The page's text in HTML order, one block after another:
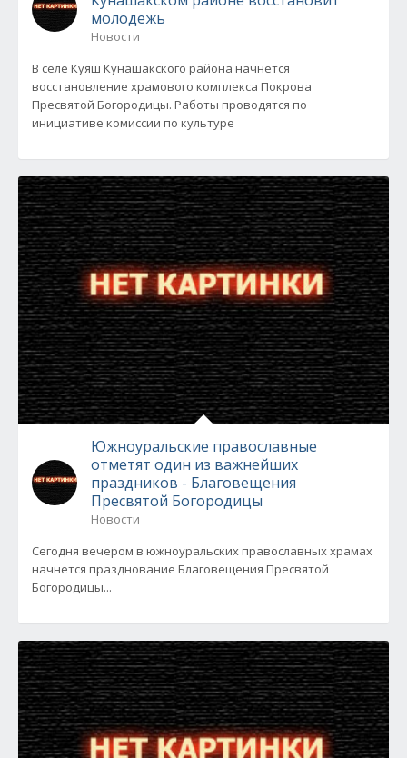
молодежь
Новости
В селе Куяш Кунашакского района начнется
восстановление храмового комплекса Покрова
Пресвятой Богородицы. Работы проводятся по
инициативе комиссии по культуре
Южноуральские православные
отметят один из важнейших
праздников - Благовещения
Пресвятой Богородицы
Новости
Сегодня вечером в южноуральских православных храмах
начнется празднование Благовещения Пресвятой
Богородицы...